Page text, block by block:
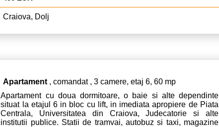
Craiova, Dolj
Apartament , comandat , 3 camere, etaj 6, 60 mp
Apartament cu doua dormitoare, o baie si alte dependinte
situat la etajul 6 in bloc cu lift, in imediata apropiere de Piata
Centrala, Universitatea din Craiova, Judecatorie si alte
institutii publice. Statii de tramvai, autobuz si taxi, magazine